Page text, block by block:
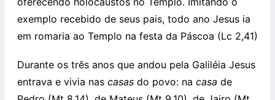
exemplo recebido de seus pais, todo ano Jesus ia
em romaria ao Templo na festa da Páscoa (Lc 2,41)
Durante os três anos que andou pela Galiléia Jesus
entrava e vivia nas casas do povo: na casa de